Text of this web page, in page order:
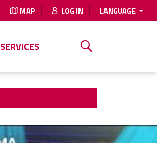
MAP LOG IN LANGUAGE
SERVICES